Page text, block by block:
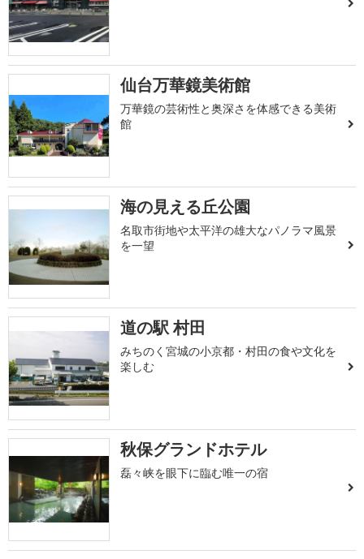
仙台万華鏡美術館
万華鏡の芸術性と奥深さを体感できる美術
館
海の見える丘公園
名取市街地や太平洋の雄大なパノラマ風景
を一望
道の駅 村田
みちのく宮城の小京都・村田の食や文化を
楽しむ
秋保グランドホテル
磊々峡を眼下に臨む唯一の宿